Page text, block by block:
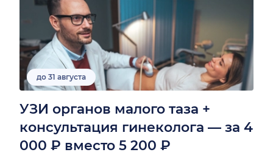
до 31 августа
УЗИ органов малого таза +
консультация гинеколога — за 4
000 ₽ вместо 5 200 ₽